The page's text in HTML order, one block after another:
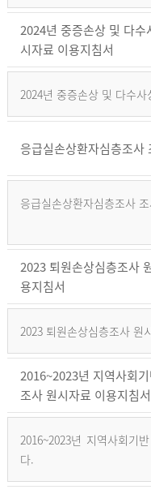
2024년 중증손상 및 다수
시자료 이용지침서
2024년 중증손상 및 다수
응급실손상환자심층조사
응급실손상환자심층조사
2023 퇴원손상심층조사
용지침서
2023 퇴원손상심층조사 원
2016~2023년 지역사회
조사 원시자료 이용지침서
2016~2023년 지역사회기
다.